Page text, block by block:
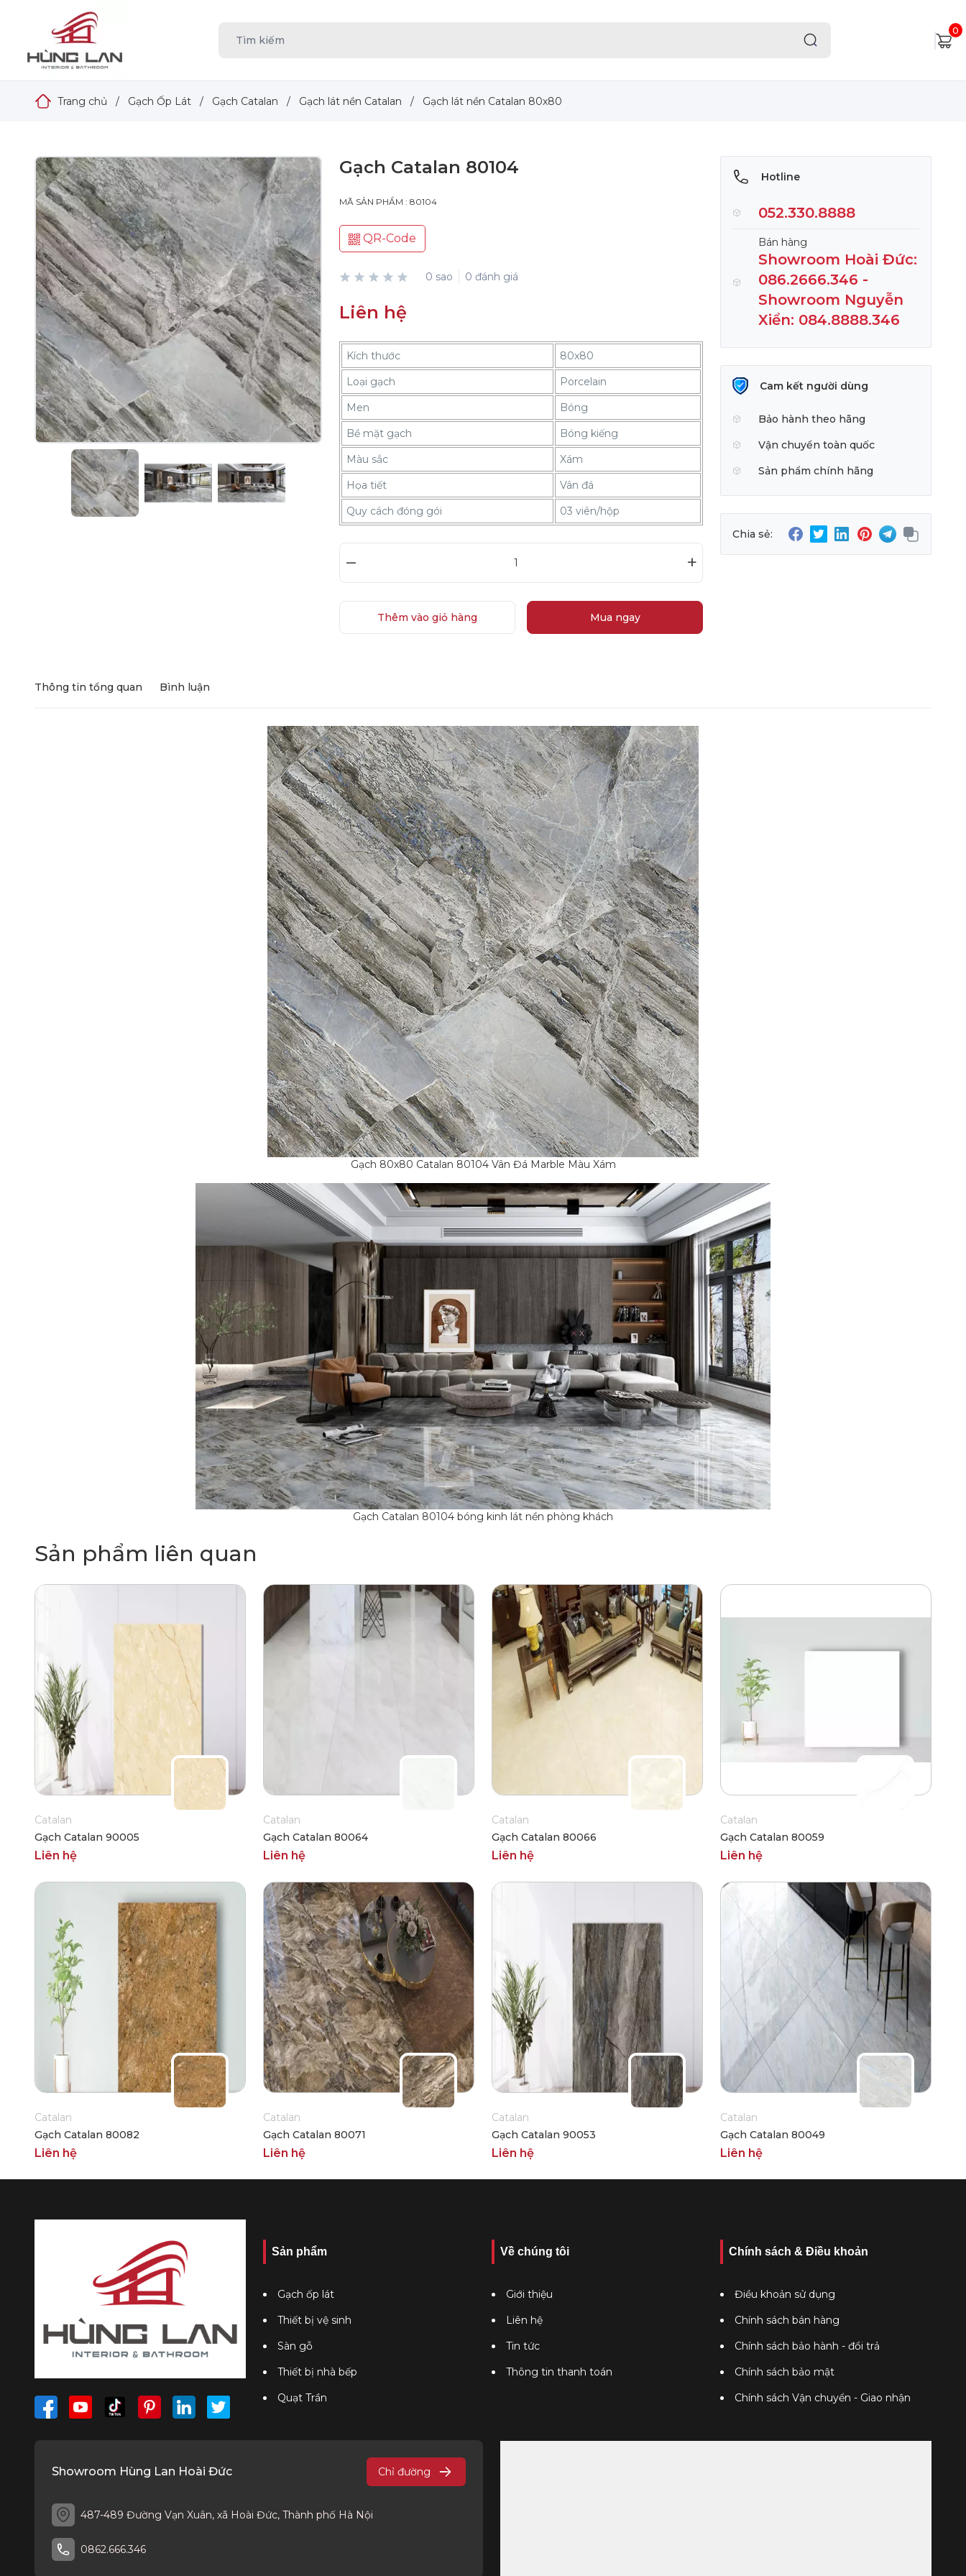
0
Trang chủ / Gạch Ốp Lát / Gạch Catalan / Gạch lát nền Catalan / Gạch lát nền Catalan 80x80
Gạch Catalan 80104
MÃ SẢN PHẨM : 80104
QR-Code
0 sao 0 đánh giá
Liên hệ
Kích thước
80x80
Loại gạch
Porcelain
Men
Bóng
Bề mặt gạch
Bóng kiếng
Màu sắc
Xám
Họa tiết
Vân đá
Quy cách đóng gói
03 viên/hộp
– +
Thêm vào giỏ hàng Mua ngay
Hotline
052.330.8888
Bán hàng
Showroom Hoài Đức:
086.2666.346 -
Showroom Nguyễn
Xiển: 084.8888.346
Cam kết người dùng
Bảo hành theo hãng
Vận chuyển toàn quốc
Sản phẩm chính hãng
Chia sẻ:
Thông tin tổng quan Bình luận
Gạch 80x80 Catalan 80104 Vân Đá Marble Màu Xám
Gạch Catalan 80104 bóng kinh lát nền phòng khách
Sản phẩm liên quan
Catalan
Gạch Catalan 90005
Liên hệ
Catalan
Gạch Catalan 80064
Liên hệ
Catalan
Gạch Catalan 80066
Liên hệ
Catalan
Gạch Catalan 80059
Liên hệ
Catalan
Gạch Catalan 80082
Liên hệ
Catalan
Gạch Catalan 80071
Liên hệ
Catalan
Gạch Catalan 90053
Liên hệ
Catalan
Gạch Catalan 80049
Liên hệ
Sản phẩm
Gạch ốp lát
Thiết bị vệ sinh
Sàn gỗ
Thiết bị nhà bếp
Quạt Trần
Về chúng tôi
Giới thiệu
Liên hệ
Tin tức
Thông tin thanh toán
Chính sách & Điều khoản
Điều khoản sử dụng
Chính sách bán hàng
Chính sách bảo hành - đổi trả
Chính sách bảo mật
Chính sách Vận chuyển - Giao nhận
Showroom Hùng Lan Hoài Đức Chỉ đường
487-489 Đường Vạn Xuân, xã Hoài Đức, Thành phố Hà Nội
0862.666.346